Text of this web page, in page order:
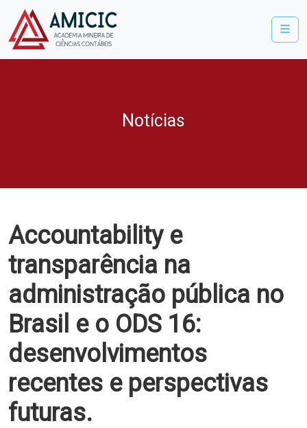
Notícias
Accountability e
transparência na
administração pública no
Brasil e o ODS 16:
desenvolvimentos
recentes e perspectivas
futuras.